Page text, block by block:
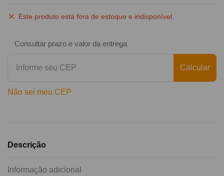
Este produto está fora de estoque e indisponível.
Consultar prazo e valor da entrega
Calcular
Não sei meu CEP
Descrição
Informação adicional